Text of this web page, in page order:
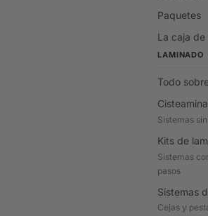
Paquetes
La caja
LAMINADO
Todo
Cisteamina
Sistemas
Kits de
Sistemas
pasos
Sistemas
Cejas y